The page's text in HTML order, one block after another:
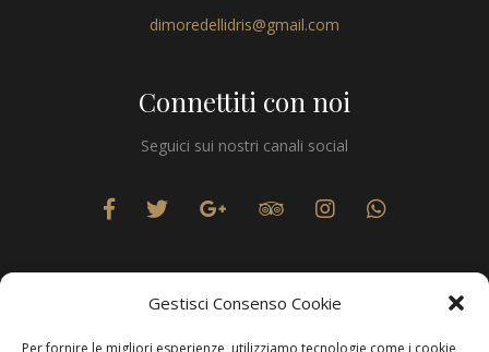
Gestisci Consenso Cookie
Per fornire le migliori esperienze, utilizziamo tecnologie come i cookie
dimoredellidris@gmail.com
Connettiti con noi
Seguici sui nostri canali social